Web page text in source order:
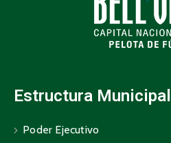
Estructura Municipal
Poder Ejecutivo